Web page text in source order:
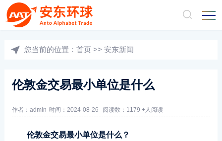
您当前的位置： 首页 >> 安东新闻
伦敦金交易最小单位是什么
作者：admin 时间：2024-08-26 阅读数：1179 +人阅读
伦敦金交易最小单位是什么？